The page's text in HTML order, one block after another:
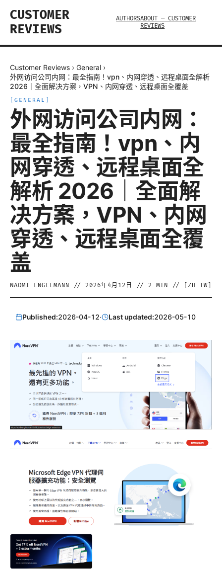
CUSTOMER
REVIEWS
AUTHORSABOUT — CUSTOMER
REVIEWS
Customer Reviews › General ›
外网访问公司内网：最全指南！vpn、内网穿透、远程桌面全解析
2026｜全面解决方案，VPN、内网穿透、远程桌面全覆盖
GENERAL
外网访问公司内网：
最全指南！vpn、内
网穿透、远程桌面全
解析 2026｜全面解
决方案，VPN、内网
穿透、远程桌面全覆
盖
NAOMI ENGELMANN // 2026年4月12日 // 2 MIN // [ ZH-TW
Published:2026-04-12· Last updated:2026-05-10